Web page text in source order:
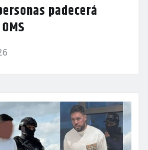
padecerá